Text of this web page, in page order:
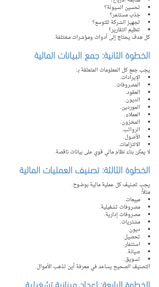
تحسين السيولة؟
جذب مستثمر؟
تجهيز الشركة للتوسع؟
تنظيم التقارير؟
كل هدف يحتاج إلى أدوات ومؤشرات مختلفة.
الخطوة الثانية: جمع البيانات المالية
يجب جمع كل المعلومات المتعلقة بـ:
الإيرادات.
المصروفات.
العقود.
الديون.
الموردين.
العملاء.
المخزون.
الرواتب.
الأصول.
الالتزامات.
لا يمكن بناء نظام مالي قوي على بيانات ناقصة.
الخطوة الثالثة: تصنيف العمليات المالية
يجب تصنيف كل عملية مالية بوضوح.
مثلاً:
مبيعات.
مصروفات تشغيلية.
مصروفات إدارية.
مشتريات.
ديون.
تحصيل.
استثمار.
صيانة.
تسويق.
التصنيف الصحيح يساعد في معرفة أين تذهب الأموال.
الخطوة الرابعة: إعداد ميزانية تشغيلية